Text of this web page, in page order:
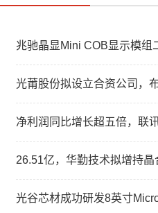
兆驰晶显Mini COB显示模组
光莆股份拟设立合资公司，
净利润同比增长超五倍，联
26.51亿，华勤技术拟增持
光谷芯材成功研发8英寸